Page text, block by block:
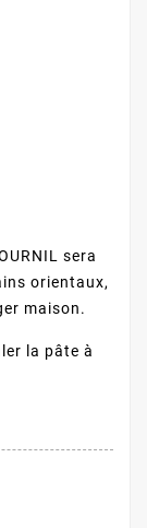
sera
orientaux,
maison.
la pâte à